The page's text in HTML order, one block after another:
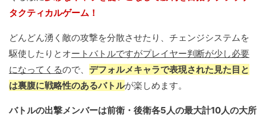
タクティカルゲーム！
どんどん湧く敵の攻撃を分散させたり、チェンジシステムを
駆使したりとオートバトルですがプレイヤー判断が少し必要
になってくるので、 デフォルメキャラで表現された見た目と
は裏腹に戦略性のあるバトルが楽しめます。
バトルの出撃メンバーは前衛・後衛各5人の最大計10人の大所